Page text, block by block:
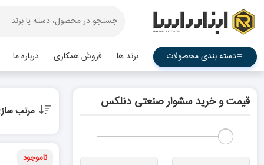
دسته بندی محصولات برند ها فروش همکاری درباره ما
مرتب
ناموجود
قیمت و خرید سشوار صنعتی دنلکس